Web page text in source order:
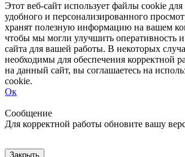
Этот веб-сайт использует файлы cookie для
удобного и персонализированного
хранят полезную информацию на вашем
чтобы мы могли улучшить оперативность
сайта для вашей работы. В некоторых
необходимы для обеспечения корректной
на данный сайт, вы соглашаетесь на
cookie.
Ок
Сообщение
Для корректной работы обновите вашу
Закрыть